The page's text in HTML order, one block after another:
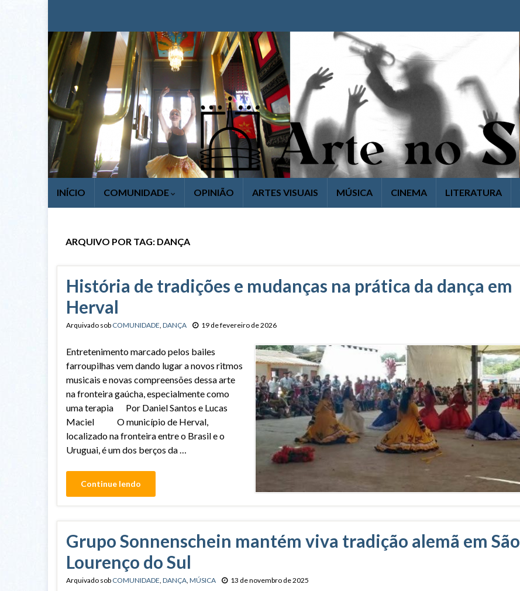
INÍCIO COMUNIDADE OPINIÃO ARTES VISUAIS MÚSICA CINEMA LITERATURA
ARQUIVO POR TAG: DANÇA
História de tradições e mudanças na prática da dança em
Herval
Arquivado sob COMUNIDADE, DANÇA 19 de fevereiro de 2026
Entretenimento marcado pelos bailes
farroupilhas vem dando lugar a novos ritmos
musicais e novas compreensões dessa arte
na fronteira gaúcha, especialmente como
uma terapia Por Daniel Santos e Lucas
Maciel O município de Herval,
localizado na fronteira entre o Brasil e o
Uruguai, é um dos berços da …
Continue lendo
Grupo Sonnenschein mantém viva tradição alemã em São
Lourenço do Sul
Arquivado sob COMUNIDADE, DANÇA, MÚSICA 13 de novembro de 2025